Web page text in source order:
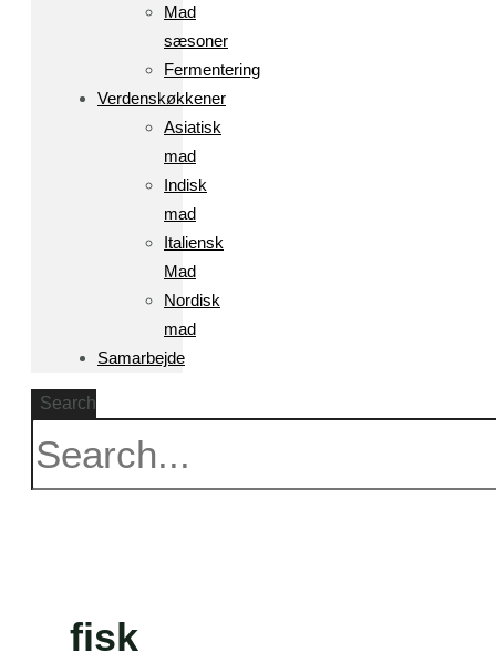
Mad
sæsoner
Fermentering
Verdenskøkkener
Asiatisk
mad
Indisk
mad
Italiensk
Mad
Nordisk
mad
Samarbejde
Search
fisk